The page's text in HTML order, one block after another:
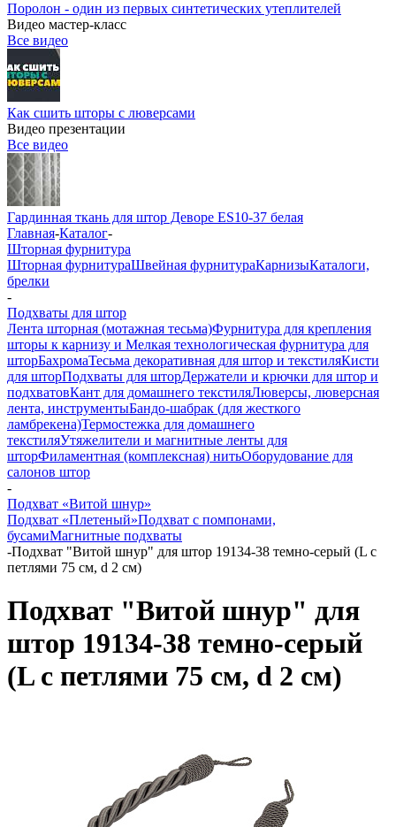
Поролон - один из первых синтетических утеплителей
Видео мастер-класс
Все видео
Как сшить шторы с люверсами
Видео презентации
Все видео
Гардинная ткань для штор Деворе ES10-37 белая
Главная-Каталог-
Шторная фурнитура
Шторная фурнитураШвейная фурнитураКарнизыКаталоги,
брелки
-
Подхваты для штор
Лента шторная (мотажная тесьма)Фурнитура для крепления
шторы к карнизу и Мелкая технологическая фурнитура для
шторБахромаТесьма декоративная для штор и текстиляКисти
для шторПодхваты для шторДержатели и крючки для штор и
подхватовКант для домашнего текстиляЛюверсы, люверсная
лента, инструментыБандо-шабрак (для жесткого
ламбрекена)Термостежка для домашнего
текстиляУтяжелители и магнитные ленты для
шторФиламентная (комплексная) нитьОборудование для
салонов штор
-
Подхват «Витой шнур»
Подхват «Плетеный»Подхват с помпонами,
бусамиМагнитные подхваты
-Подхват "Витой шнур" для штор 19134-38 темно-серый (L с
петлями 75 см, d 2 см)
Подхват "Витой шнур" для
штор 19134-38 темно-серый
(L с петлями 75 см, d 2 см)